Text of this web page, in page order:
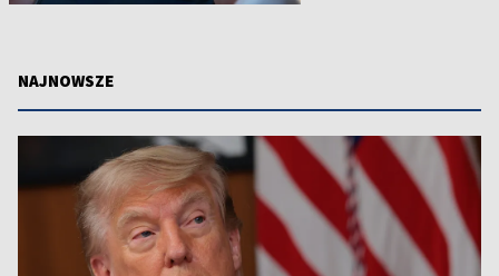
NAJNOWSZE